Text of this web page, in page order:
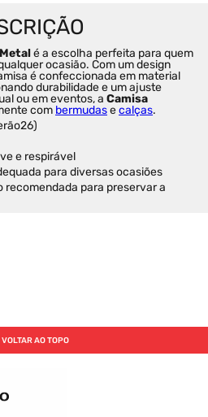
é a escolha perfeita para quem
ocasião. Com um design
é confeccionada em material
durabilidade e um ajuste
ou em eventos, a Camisa
com bermudas e calças.
e respirável
para diversas ocasiões
recomendada para preservar a
VOLTAR AO TOPO